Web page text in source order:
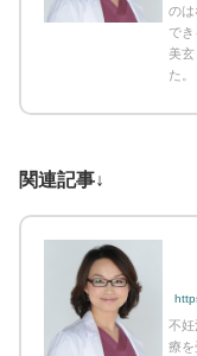
のは
で
美
た。
関連記事↓
不妊
療を